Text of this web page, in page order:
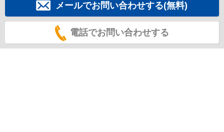
メールでお問い合わせする(無料)
電話でお問い合わせする